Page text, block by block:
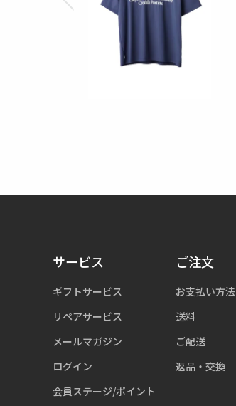
サービス
ギフトサービス
リペアサービス
メールマガジン
ログイン
会員ステージ/ポイント
ご注文
お支払い方法
送料
ご配送
返品・交換